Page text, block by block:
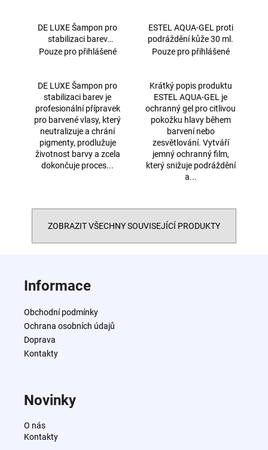
DE LUXE Šampon pro
stabilizaci barev
1000ml
Pouze pro přihlášené
DE LUXE Šampon pro
stabilizaci barev je
profesionální přípravek
pro barvené vlasy, který
neutralizuje a chrání
pigmenty, prodlužuje
životnost barvy a zcela
dokončuje proces...
ESTEL AQUA-GEL proti
podráždění kůže 30 ml.
Pouze pro přihlášené
Krátký popis produktu
ESTEL AQUA-GEL je
ochranný gel pro citlivou
pokožku hlavy během
barvení nebo
zesvětlování. Vytváří
jemný ochranný film,
který snižuje podráždění
a...
ZOBRAZIT VŠECHNY SOUVISEJÍCÍ PRODUKTY
Informace
Obchodní podmínky
Ochrana osobních údajů
Doprava
Kontakty
Novinky
O nás
Kontakty